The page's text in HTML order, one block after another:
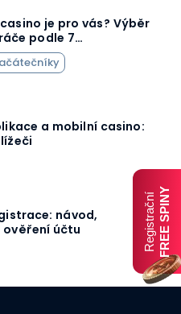
je pro vás? Výběr
podle 7…
a mobilní casino:
návod,
účtu
RegistračníFREE SPINY